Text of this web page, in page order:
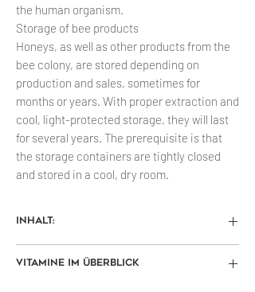
the human organism.
Storage of bee products
Honeys, as well as other products from the
bee colony, are stored depending on
production and sales, sometimes for
months or years. With proper extraction and
cool, light-protected storage, they will last
for several years. The prerequisite is that
the storage containers are tightly closed
and stored in a cool, dry room.
Inhalt:
Cremehonig, Blütenpollen gemahlen,
Vitamine im Überblick